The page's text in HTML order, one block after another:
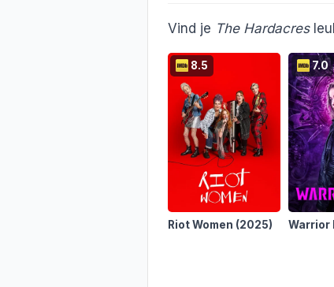
Vind je The Hardacres
8.5
Riot Women (2025)
7.0
Warrior